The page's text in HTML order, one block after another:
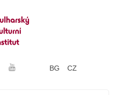
BG CZ